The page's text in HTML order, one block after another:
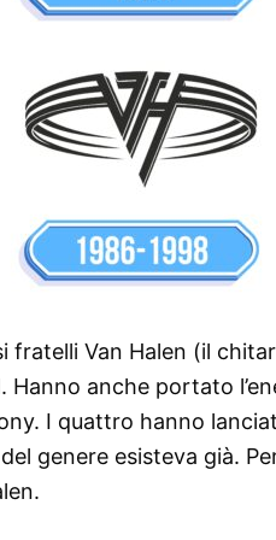
fratelli Van Halen (il
anche portato
I quattro hanno
genere esisteva già.